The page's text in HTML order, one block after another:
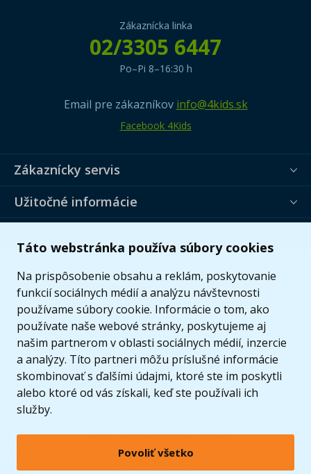
Táto webstránka používa súbory cookies
Na prispôsobenie obsahu a reklám, poskytovanie
funkcií sociálnych médií a analýzu návštevnosti
používame súbory cookie. Informácie o tom, ako
používate naše webové stránky, poskytujeme aj
našim partnerom v oblasti sociálnych médií, inzercie
a analýzy. Títo partneri môžu príslušné informácie
skombinovať s ďalšími údajmi, ktoré ste im poskytli
alebo ktoré od vás získali, keď ste používali ich
služby.
Povoliť všetko
Zákaznícka linka
02/3305 6447
Po–Pi 8–16:30 h
Email pre zákazníkov info@4kids.sk
Facebook 4Kids
Zákaznícky servis
Užitočné informácie
© 2005 - 2026 Copyright 4kids.sk
LEGO, logo LEGO a minifigúrka sú ochrannými známkami spoločnosti LEGO Group. ©